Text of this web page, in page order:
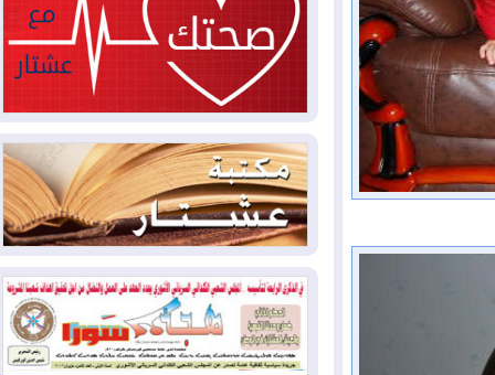
2026-08-04
سومو: إنتاج النفط في إقليم
كوردستان انخفض إلى أقل من 10%
2026-08-04ملفات حقبة الكاظمي تعود إلى
الواجهة.. أنباء عن مراجعات قضائية
وتحقيقات أوسع في قضايا فساد
2026-08-04بيترو يشكو تزوير الانتخابات
الرئاسية ويحذر من "حرب أهلية" في
كولومبيا
2026-08-03
رئيس إقليم كوردستان في
دمشق في زيارة رسمية